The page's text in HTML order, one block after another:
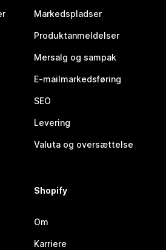
Markedspladser
Produktanmeldelser
Mersalg og sampak
E-mailmarkedsføring
SEO
Levering
Valuta og oversættelse
Shopify
Om
Karriere